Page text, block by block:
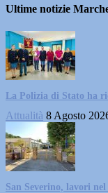
Ultime notizie
La Polizia di Stato ha
Attualità 8 Agosto
San Severino, lavori